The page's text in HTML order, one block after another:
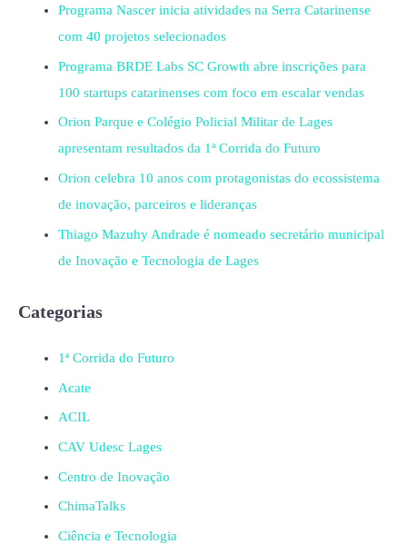
Programa Nascer inicia atividades na Serra Catarinense
com 40 projetos selecionados
Programa BRDE Labs SC Growth abre inscrições para
100 startups catarinenses com foco em escalar vendas
Orion Parque e Colégio Policial Militar de Lages
apresentam resultados da 1ª Corrida do Futuro
Orion celebra 10 anos com protagonistas do ecossistema
de inovação, parceiros e lideranças
Thiago Mazuhy Andrade é nomeado secretário municipal
de Inovação e Tecnologia de Lages
Categorias
1ª Corrida do Futuro
Acate
ACIL
CAV Udesc Lages
Centro de Inovação
ChimaTalks
Ciência e Tecnologia